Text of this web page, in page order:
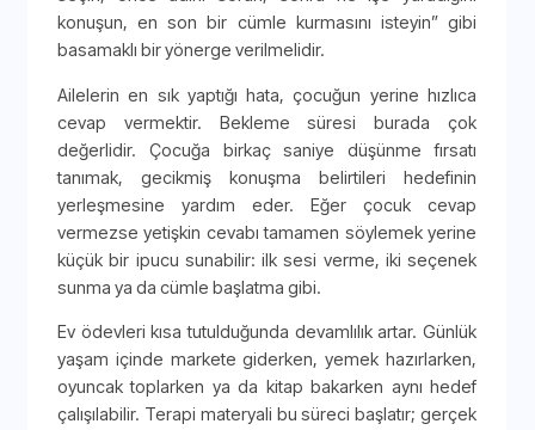
konuşun, en son bir cümle kurmasını isteyin” gibi
basamaklı bir yönerge verilmelidir.
Ailelerin en sık yaptığı hata, çocuğun yerine hızlıca
cevap vermektir. Bekleme süresi burada çok
değerlidir. Çocuğa birkaç saniye düşünme fırsatı
tanımak, gecikmiş konuşma belirtileri hedefinin
yerleşmesine yardım eder. Eğer çocuk cevap
vermezse yetişkin cevabı tamamen söylemek yerine
küçük bir ipucu sunabilir: ilk sesi verme, iki seçenek
sunma ya da cümle başlatma gibi.
Ev ödevleri kısa tutulduğunda devamlılık artar. Günlük
yaşam içinde markete giderken, yemek hazırlarken,
oyuncak toplarken ya da kitap bakarken aynı hedef
çalışılabilir. Terapi materyali bu süreci başlatır; gerçek